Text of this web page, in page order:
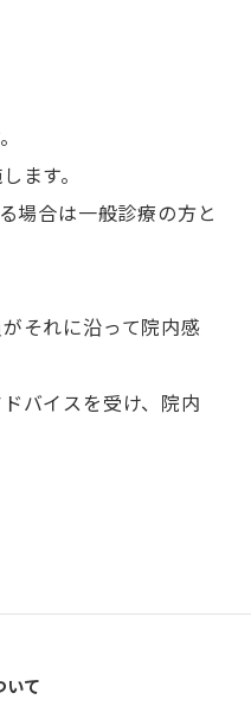
ます。
場合は一般診療の方と
それに沿って院内感
バイスを受け、院内
いて